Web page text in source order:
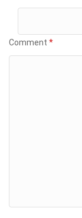
Comment *